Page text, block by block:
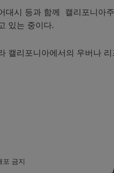
대시 등과 함께 캘리포니아
있는 중이다.
캘리포니아에서의 우버나
포 금지